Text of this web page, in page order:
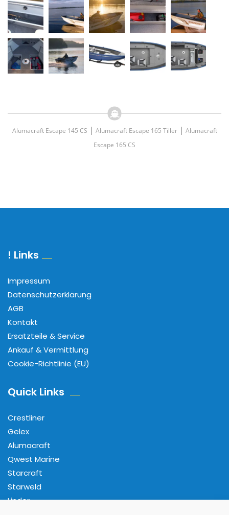
Alumacraft Escape 145 CS | Alumacraft Escape 165 Tiller| Alumacraft
Escape 165 CS
! Links
Impressum
Datenschutzerklärung
AGB
Kontakt
Ersatzteile & Service
Ankauf & Vermittlung
Cookie-Richtlinie (EU)
Quick Links
Crestliner
Gelex
Alumacraft
Qwest Marine
Starcraft
Starweld
Linder